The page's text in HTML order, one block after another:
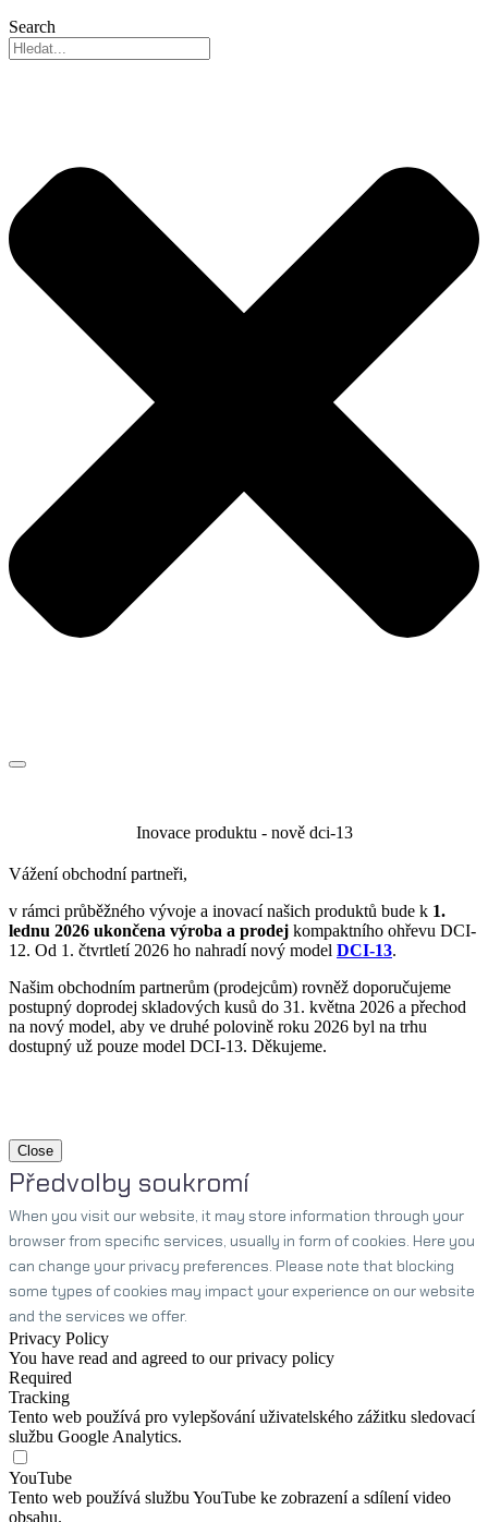
Search
Inovace produktu - nově dci-13
Vážení obchodní partneři,
v rámci průběžného vývoje a inovací našich produktů bude k 1.
lednu 2026 ukončena výroba a prodej kompaktního ohřevu DCI-
12. Od 1. čtvrtletí 2026 ho nahradí nový model DCI-13.
Našim obchodním partnerům (prodejcům) rovněž doporučujeme
postupný doprodej skladových kusů do 31. května 2026 a přechod
na nový model, aby ve druhé polovině roku 2026 byl na trhu
dostupný už pouze model DCI-13. Děkujeme.
Close
Předvolby soukromí
When you visit our website, it may store information through your
browser from specific services, usually in form of cookies. Here you
can change your privacy preferences. Please note that blocking
some types of cookies may impact your experience on our website
and the services we offer.
Privacy Policy
You have read and agreed to our privacy policy
Required
Tracking
Tento web používá pro vylepšování uživatelského zážitku sledovací
službu Google Analytics.
YouTube
Tento web používá službu YouTube ke zobrazení a sdílení video
obsahu.